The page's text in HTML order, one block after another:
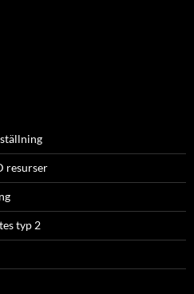
resurser
typ 2